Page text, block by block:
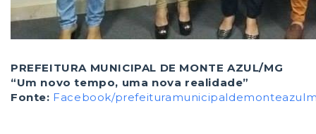
PREFEITURA MUNICIPAL DE MONTE AZUL/MG
“Um novo tempo, uma nova realidade”
Fonte: Facebook/